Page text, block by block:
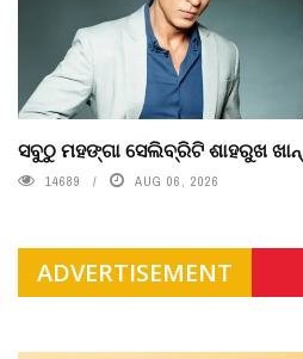
ସବୁଠୁ ମହଙ୍ଗା ସେଲିବ୍ରିଟି ଶାହରୁଖ ଖାନ୍
14689 AUG 06, 2026
ADVERTISEMENT